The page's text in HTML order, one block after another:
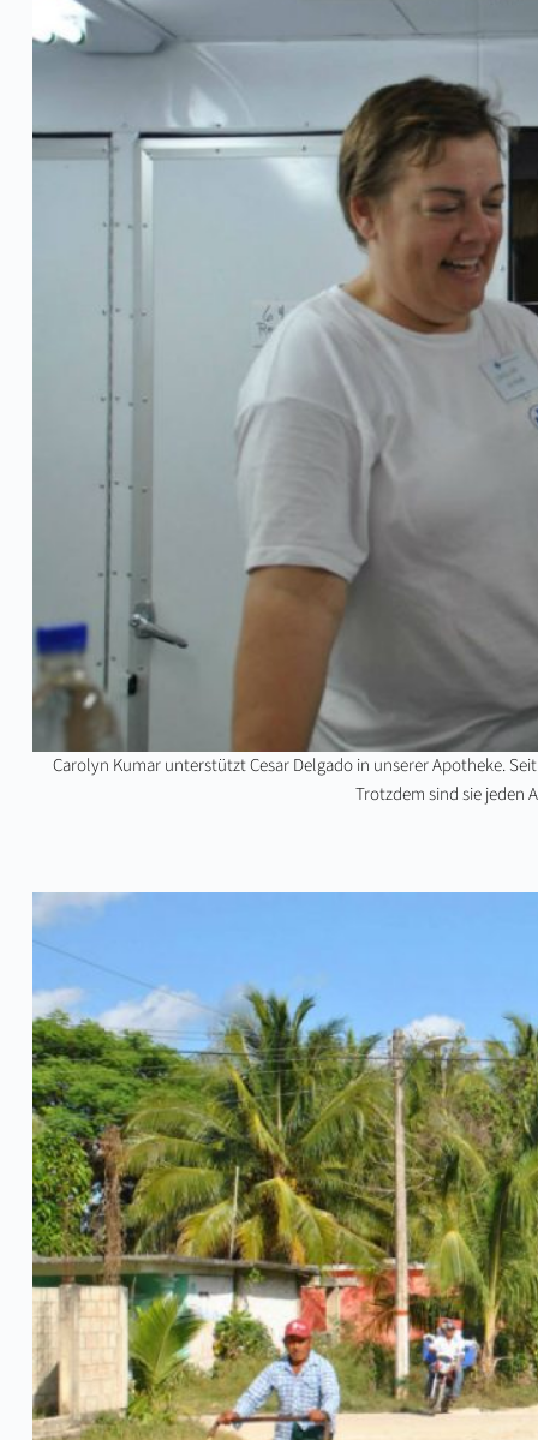
Carolyn Kumar unterstützt Cesar Delgado in unserer Apotheke.
Trotzdem sind sie jeden